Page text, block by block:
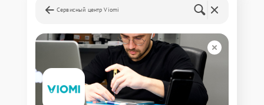
Сервисный центр Viomi